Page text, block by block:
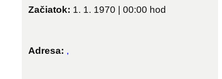
Začiatok: 1. 1. 1970 | 00:00 hod
Adresa: ,